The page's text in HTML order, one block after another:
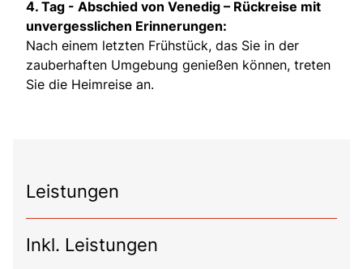
4. Tag - Abschied von Venedig – Rückreise mit
unvergesslichen Erinnerungen:
Nach einem letzten Frühstück, das Sie in der
zauberhaften Umgebung genießen können, treten
Sie die Heimreise an.
Leistungen
Inkl. Leistungen